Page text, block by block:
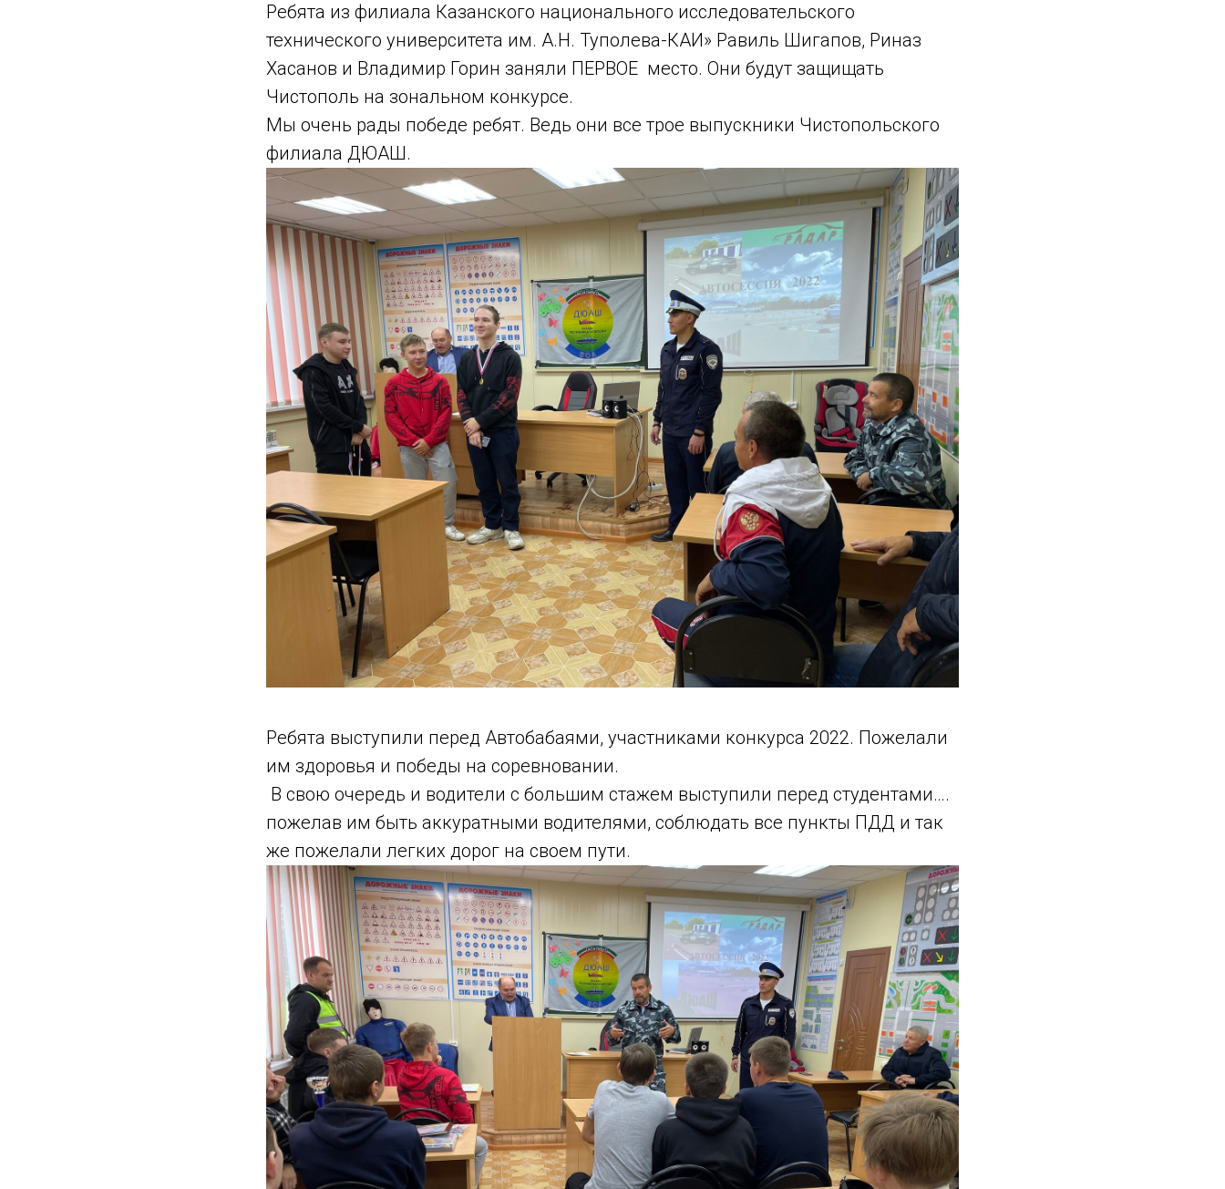
Ребята из филиала Казанского национального исследовательского
технического университета им. А.Н. Туполева-КАИ» Равиль Шигапов, Риназ
Хасанов и Владимир Горин заняли ПЕРВОЕ место. Они будут защищать
Чистополь на зональном конкурсе.
Мы очень рады победе ребят. Ведь они все трое выпускники Чистопольского
филиала ДЮАШ.
Ребята выступили перед Автобабаями, участниками конкурса 2022. Пожелали
им здоровья и победы на соревновании.
В свою очередь и водители с большим стажем выступили перед студентами….
пожелав им быть аккуратными водителями, соблюдать все пункты ПДД и так
же пожелали легких дорог на своем пути.